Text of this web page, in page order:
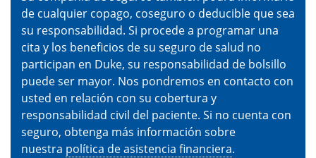
de cualquier copago, coseguro o deducible que sea
su responsabilidad. Si procede a programar una
cita y los beneficios de su seguro de salud no
participan en Duke, su responsabilidad de bolsillo
puede ser mayor. Nos pondremos en contacto con
usted en relación con su cobertura y
responsabilidad civil del paciente. Si no cuenta con
seguro, obtenga más información sobre
nuestra política de asistencia financiera.